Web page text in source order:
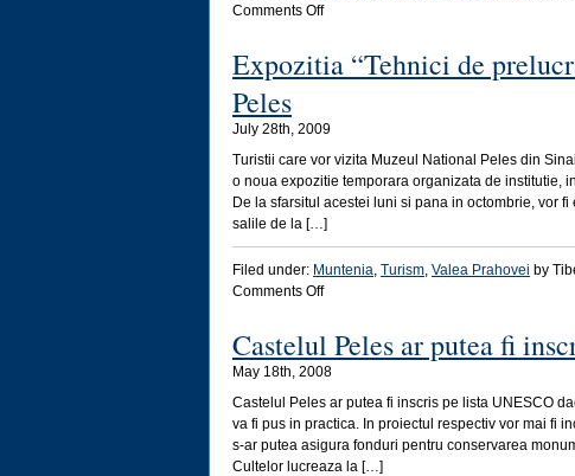
Comments Offon
Peles
are
incert
Expozitia “Tehnici de
Peles
July 28th, 2009
Turistii care vor vizita Muzeul National Peles din
o noua expozitie temporara organizata de institutie,
De la sfarsitul acestei luni si pana in octombrie, vor
salile de la […]
Filed under: Muntenia, Turism, Valea Prahovei by
Comments Offon
“Tehnici
de
prelucrare
a
sticlei
de
Murano”,
Castelul Peles ar putea fi
May 18th, 2008
Castelul Peles ar putea fi inscris pe lista UNESCO
va fi pus in practica. In proiectul respectiv vor mai fi
s-ar putea asigura fonduri pentru conservarea
Cultelor lucreaza la […]